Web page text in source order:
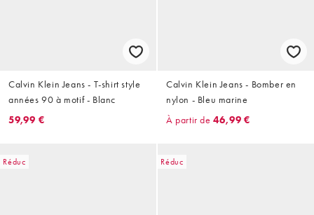
Calvin Klein Jeans - T-shirt style
années 90 à motif - Blanc
59,99 €
Calvin Klein Jeans - Bomber en
nylon - Bleu marine
À partir de 46,99 €
Réduc Réduc